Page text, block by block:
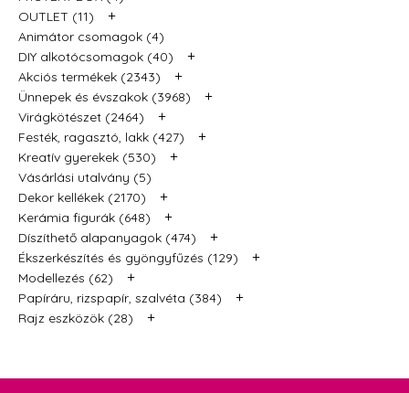
OUTLET (11)
+
Animátor csomagok (4)
DIY alkotócsomagok (40)
+
Akciós termékek (2343) +
Ünnepek és évszakok (3968) +
Virágkötészet (2464) +
Festék, ragasztó, lakk (427) +
Kreatív gyerekek (530) +
Vásárlási utalvány (5)
Dekor kellékek (2170)
+
Kerámia figurák (648) +
Díszíthető alapanyagok (474) +
Ékszerkészítés és gyöngyfűzés (129) +
Modellezés (62) +
Papíráru, rizspapír, szalvéta (384) +
Rajz eszközök (28) +